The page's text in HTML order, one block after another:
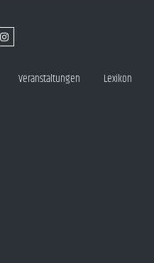
Veranstaltungen Lexikon